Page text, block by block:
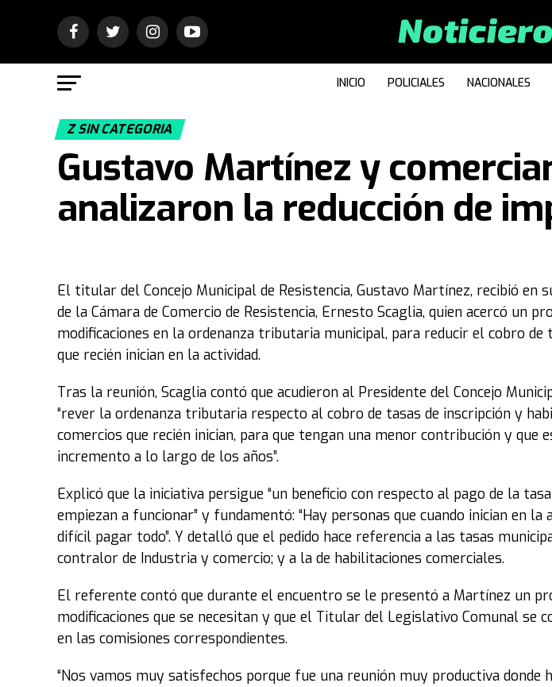
INICIO POLICIALES NACIONALES
Z SIN CATEGORIA
Gustavo Martínez y
analizaron la reducción de
El titular del Concejo Municipal de Resistencia, Gustavo Martínez, recibió en
de la Cámara de Comercio de Resistencia, Ernesto Scaglia, quien acercó un
modificaciones en la ordenanza tributaria municipal, para reducir el cobro de
que recién inician en la actividad.
Tras la reunión, Scaglia contó que acudieron al Presidente del Concejo
“rever la ordenanza tributaria respecto al cobro de tasas de inscripción y
comercios que recién inician, para que tengan una menor contribución y que
incremento a lo largo de los años”.
Explicó que la iniciativa persigue “un beneficio con respecto al pago de la
empiezan a funcionar” y fundamentó: “Hay personas que cuando inician en la
difícil pagar todo”. Y detalló que el pedido hace referencia a las tasas
contralor de Industria y comercio; y a la de habilitaciones comerciales.
El referente contó que durante el encuentro se le presentó a Martínez un
modificaciones que se necesitan y que el Titular del Legislativo Comunal se
en las comisiones correspondientes.
“Nos vamos muy satisfechos porque fue una reunión muy productiva donde